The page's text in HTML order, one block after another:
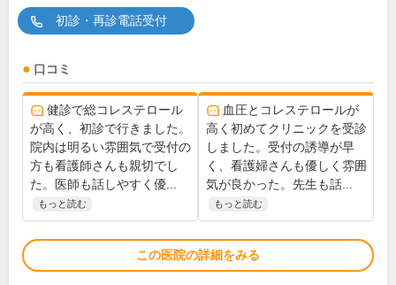
初診・再診電話受付
口コミ
健診で総コレステロール
が高く、初診で行きました。
院内は明るい雰囲気で受付の
方も看護師さんも親切でし
た。医師も話しやすく優...
もっと読む
血圧とコレステロールが
高く初めてクリニックを受診
しました。受付の誘導が早
く、看護婦さんも優しく雰囲
気が良かった。先生も話...
もっと読む
この医院の詳細をみる